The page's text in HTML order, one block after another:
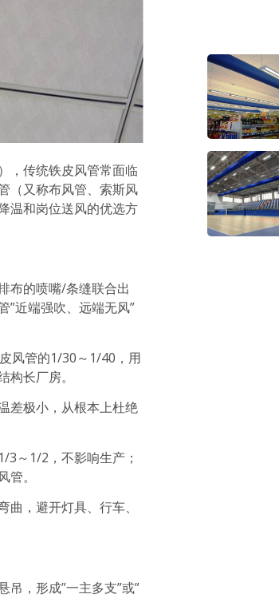
，传统铁皮风管常面临
（又称布风管、索斯风
温和岗位送风的优选方
布的喷嘴/条缝联合出
”近端强吹、远端无风”
风管的1/30～1/40，用
长厂房。
差极小，从根本上杜绝
3～1/2，不影响生产；
。
，避开灯具、行车、
，形成”一主多支”或”